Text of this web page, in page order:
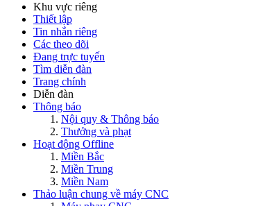
Khu vực riêng
Thiết lập
Tin nhắn riêng
Các theo dõi
Đang trực tuyến
Tìm diễn đàn
Trang chính
Diễn đàn
Thông báo
Nội quy & Thông báo
Thưởng và phạt
Hoạt động Offline
Miền Bắc
Miền Trung
Miền Nam
Thảo luận chung về máy CNC